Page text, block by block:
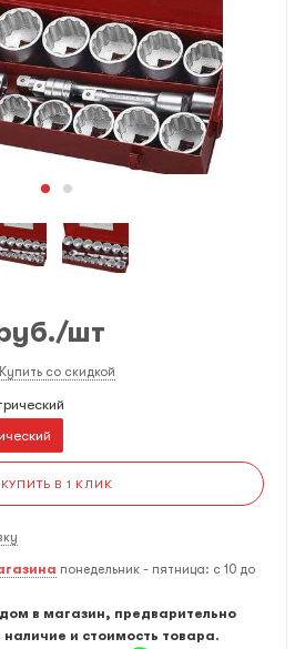
/шт
Купить со скидкой
КУПИТЬ В 1 КЛИК
понедельник - пятница: с 10 до
в магазин, предварительно
наличие и стоимость товара.